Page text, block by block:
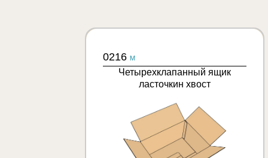
0216 M
Четырехклапанный ящик
ласточкин хвост